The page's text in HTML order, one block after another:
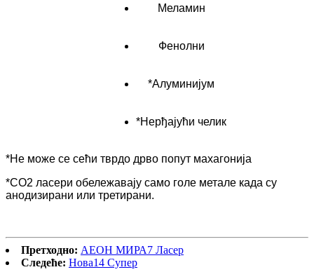
Меламин
Фенолни
*Алуминијум
*Нерђајући челик
*Не може се сећи тврдо дрво попут махагонија
*CO2 ласери обележавају само голе метале када су
анодизирани или третирани.
Претходно: АЕОН МИРА7 Ласер
Следеће: Нова14 Супер